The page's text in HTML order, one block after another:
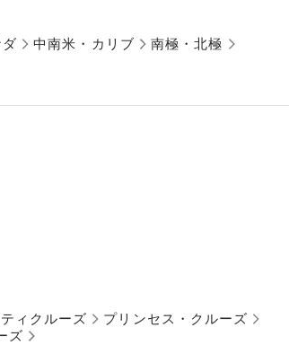
中南米・カリブ 南極・北極
ィクルーズ
プリンセス・クルーズ
ズ